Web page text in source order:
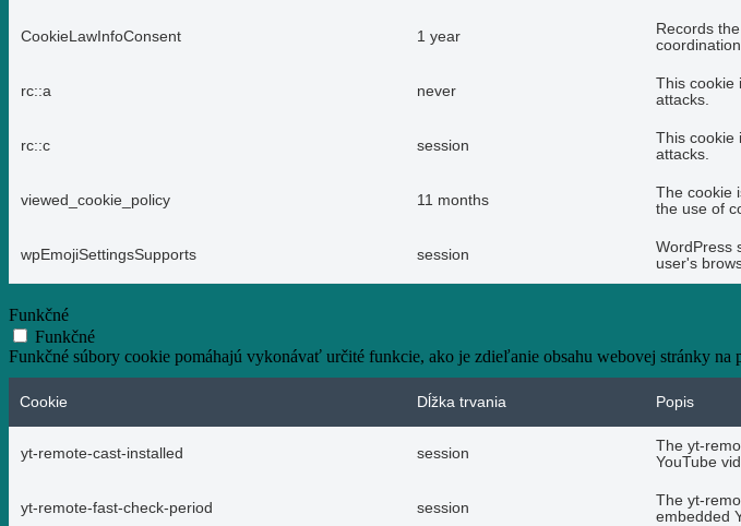
CookieLawInfoConsent 1 year
Records
rc::a never
This cookie
attacks.
rc::c session
This cookie
attacks.
viewed_cookie_policy 11 months
The cookie
the use of
wpEmojiSettingsSupports session
WordPress
user's
Funkčné
Funkčné
Funkčné súbory cookie pomáhajú vykonávať určité funkcie, ako je zdieľanie obsahu webovej stránky
Cookie Dĺžka trvania Popis
yt-remote-cast-installed session
The yt-
YouTube
yt-remote-fast-check-period session
The yt-
embedded